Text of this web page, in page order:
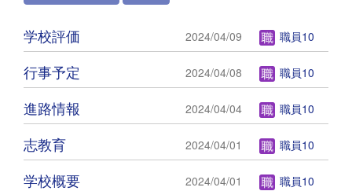
学校評価 2024/04/09 職員10
行事予定 2024/04/08 職員10
進路情報 2024/04/04 職員10
志教育 2024/04/01 職員10
学校概要 2024/04/01 職員10